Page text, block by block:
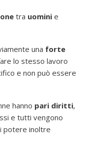
tra uomini e
una forte
lo stesso lavoro
e non può essere
hanno pari diritti,
e tutti vengono
potere inoltre